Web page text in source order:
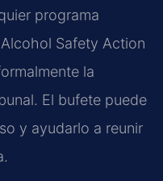
programa
Safety Action
la
El bufete puede
y ayudarlo a reunir